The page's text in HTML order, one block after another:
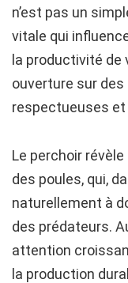
n’est pas un
vitale qui
la productivité de
ouverture sur des
respectueuses
Le perchoir
des poules, qui,
naturellement à
des prédateurs.
attention
la production